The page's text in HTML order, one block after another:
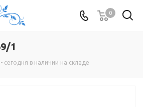
0
1
в наличии на складе